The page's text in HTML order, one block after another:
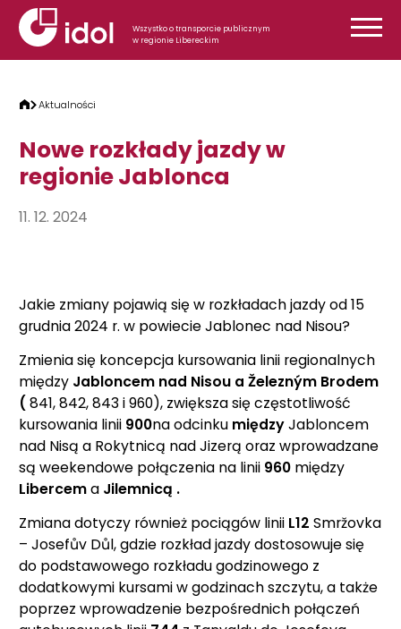
Przejdź do treści
Wszystko o transporcie publicznym
w regionie Libereckim
Aktualności
Nowe rozkłady jazdy w
regionie Jablonca
11. 12. 2024
Jakie zmiany pojawią się w rozkładach jazdy od 15
grudnia 2024 r. w powiecie Jablonec nad Nisou?
Zmienia się koncepcja kursowania linii regionalnych
między Jabloncem nad Nisou a Železným Brodem
( 841, 842, 843 i 960), zwiększa się częstotliwość
kursowania linii 900na odcinku międzyJabloncem
nad Nisą a Rokytnicą nad Jizerą oraz wprowadzane
są weekendowe połączenia na linii 960 między
Libercema Jilemnicą .
Zmiana dotyczy również pociągów linii L12 Smržovka
– Josefův Důl, gdzie rozkład jazdy dostosowuje się
do podstawowego rozkładu godzinowego z
dodatkowymi kursami w godzinach szczytu, a także
poprzez wprowadzenie bezpośrednich połączeń